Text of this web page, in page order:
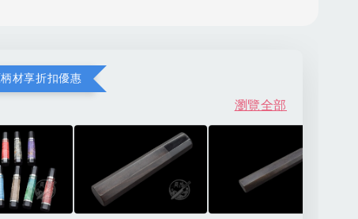
材享折扣優惠
瀏覽全部